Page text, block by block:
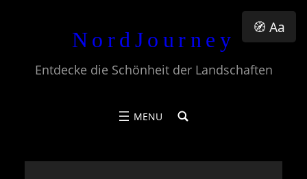
NordJourney
Entdecke die Schönheit der Landschaften
🧭 Aa